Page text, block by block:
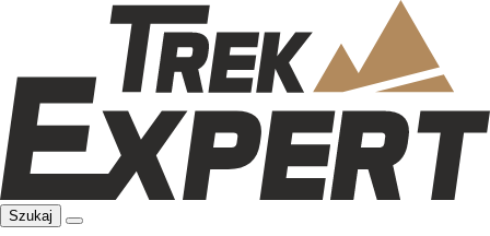
Szukaj